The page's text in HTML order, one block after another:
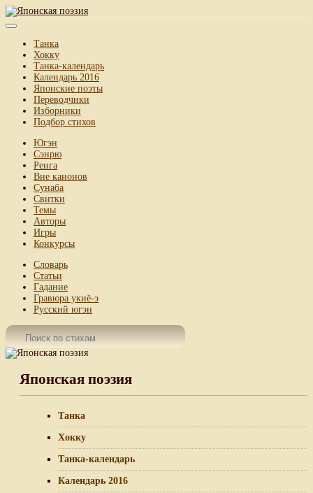
Танка
Хокку
Танка-календарь
Календарь 2016
Японские поэты
Переводчики
Изборники
Подбор стихов
Югэн
Сэнрю
Ренга
Вне канонов
Сунаба
Свитки
Темы
Авторы
Игры
Конкурсы
Словарь
Статьи
Гадание
Гравюра укиё-э
Русский югэн
Японская поэзия
Танка
Хокку
Танка-календарь
Календарь 2016